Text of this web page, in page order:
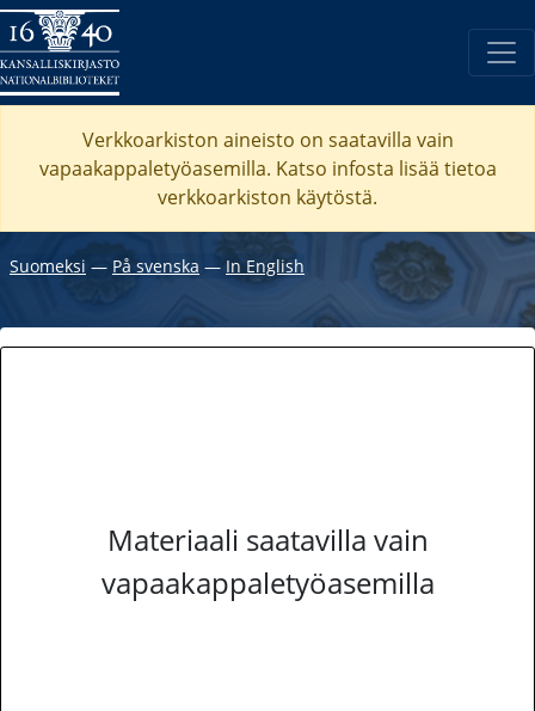
Verkkoarkiston aineisto on saatavilla vain
vapaakappaletyöasemilla. Katso infosta lisää tietoa
verkkoarkiston käytöstä.
Suomeksi ― På svenska ―In English
Materiaali saatavilla vain
vapaakappaletyöasemilla